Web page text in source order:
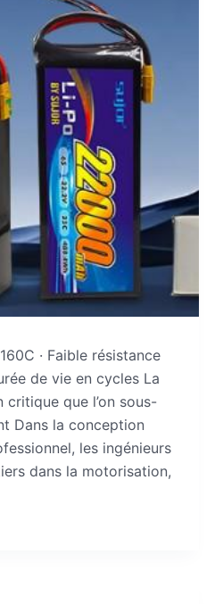
· Faible résistance
de vie en cycles La
que l’on sous-
Dans la conception
les ingénieurs
dans la motorisation,